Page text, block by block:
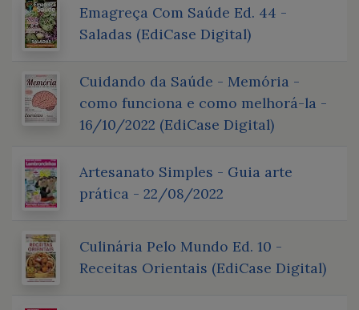
Emagreça Com Saúde Ed. 44 -
Saladas (EdiCase Digital)
Cuidando da Saúde - Memória -
como funciona e como melhorá-la -
16/10/2022 (EdiCase Digital)
Artesanato Simples - Guia arte
prática - 22/08/2022
Culinária Pelo Mundo Ed. 10 -
Receitas Orientais (EdiCase Digital)